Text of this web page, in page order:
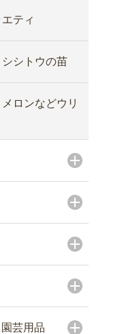
ティ
シシトウの苗
ロンなどウリ
芸用品